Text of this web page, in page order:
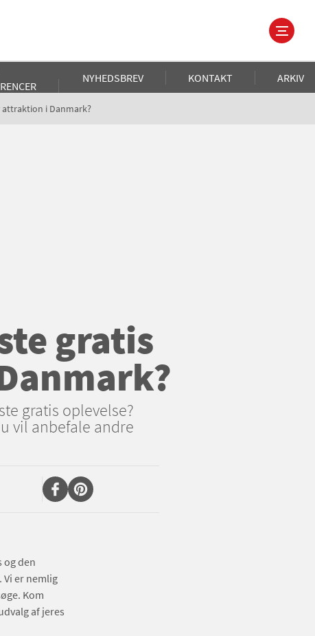
NYHEDSBREV KONTAKT ARKIV
i Danmark?
gratis
gratis oplevelse?
vil anbefale andre
og den
er nemlig
Kom
af jeres